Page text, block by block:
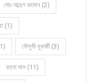
মোঃ আব্দুল রহমান (2)
(1)
মৌসুমী মুখার্জী (3)
রত্না দাস (11)